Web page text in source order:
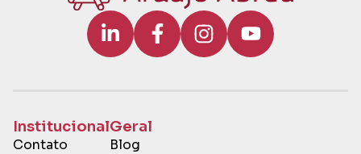
Institucional
Contato
Geral
Blog